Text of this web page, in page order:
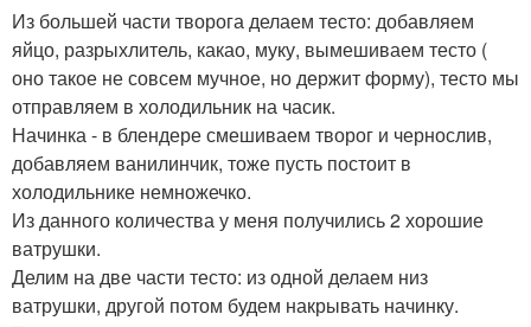
Из большей части творога делаем тесто: добавляем
яйцо, разрыхлитель, какао, муку, вымешиваем тесто (
оно такое не совсем мучное, но держит форму), тесто мы
отправляем в холодильник на часик.
Начинка - в блендере смешиваем творог и чернослив,
добавляем ванилинчик, тоже пусть постоит в
холодильнике немножечко.
Из данного количества у меня получились 2 хорошие
ватрушки.
Делим на две части тесто: из одной делаем низ
ватрушки, другой потом будем накрывать начинку.